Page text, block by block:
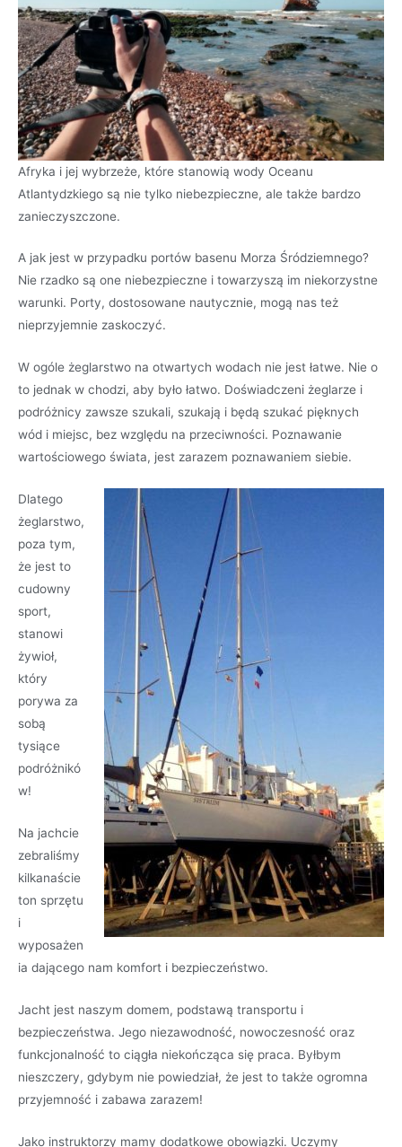
Afryka i jej wybrzeże, które stanowią wody Oceanu
Atlantydzkiego są nie tylko niebezpieczne, ale także bardzo
zanieczyszczone.
A jak jest w przypadku portów basenu Morza Śródziemnego?
Nie rzadko są one niebezpieczne i towarzyszą im niekorzystne
warunki. Porty, dostosowane nautycznie, mogą nas też
nieprzyjemnie zaskoczyć.
W ogóle żeglarstwo na otwartych wodach nie jest łatwe. Nie o
to jednak w chodzi, aby było łatwo. Doświadczeni żeglarze i
podróżnicy zawsze szukali, szukają i będą szukać pięknych
wód i miejsc, bez względu na przeciwności. Poznawanie
wartościowego świata, jest zarazem poznawaniem siebie.
Dlatego
żeglarstwo,
poza tym,
że jest to
cudowny
sport,
stanowi
żywioł,
który
porywa za
sobą
tysiące
podróżnikó
w!
Na jachcie
zebraliśmy
kilkanaście
ton sprzętu
i
wyposażen
ia dającego nam komfort i bezpieczeństwo.
Jacht jest naszym domem, podstawą transportu i
bezpieczeństwa. Jego niezawodność, nowoczesność oraz
funkcjonalność to ciągła niekończąca się praca. Byłbym
nieszczery, gdybym nie powiedział, że jest to także ogromna
przyjemność i zabawa zarazem!
Jako instruktorzy mamy dodatkowe obowiązki. Uczymy